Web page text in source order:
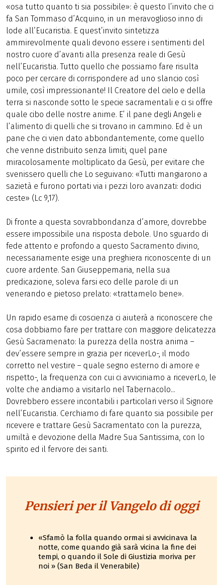
«osa tutto quanto ti sia possibile»: è questo l’invito che ci
fa San Tommaso d’Acquino, in un meravoglioso inno di
lode all’Eucaristia. E quest’invito sintetizza
ammirevolmente quali devono essere i sentimenti del
nostro cuore d’avanti alla presenza reale di Gesù
nell’Eucaristia. Tutto quello che possiamo fare risulta
poco per cercare di corrispondere ad uno slancio così
umile, così impressionante! Il Creatore del cielo e della
terra si nasconde sotto le specie sacramentali e ci si offre
quale cibo delle nostre anime. E’ il pane degli Angeli e
l’alimento di quelli che si trovano in cammino. Ed è un
pane che ci vien dato abbondantemente, come quello
che venne distribuito senza limiti, quel pane
miracolosamente moltiplicato da Gesù, per evitare che
svenissero quelli che Lo seguivano: «Tutti mangiarono a
sazietà e furono portati via i pezzi loro avanzati: dodici
ceste» (Lc 9,17).
Di fronte a questa sovrabbondanza d’amore, dovrebbe
essere impossibile una risposta debole. Uno sguardo di
fede attento e profondo a questo Sacramento divino,
necessariamente esige una preghiera riconoscente di un
cuore ardente. San Giuseppemaria, nella sua
predicazione, soleva farsi eco delle parole di un
venerando e pietoso prelato: «trattamelo bene».
Un rapido esame di coscienza ci aiuterà a riconoscere che
cosa dobbiamo fare per trattare con maggiore delicatezza
Gesù Sacramenato: la purezza della nostra anima –
dev’essere sempre in grazia per riceverLo-, il modo
corretto nel vestire – quale segno esterno di amore e
rispetto-, la frequenza con cui ci avviciniamo a riceverLo, le
volte che andiamo a visitarlo nel Tabernacolo...
Dovrebbero essere incontabili i particolari verso il Signore
nell’Eucaristia. Cerchiamo di fare quanto sia possibile per
ricevere e trattare Gesù Sacramentato con la purezza,
umiltà e devozione della Madre Sua Santissima, con lo
spirito ed il fervore dei santi.
Pensieri per il Vangelo di oggi
«Sfamò la folla quando ormai si avvicinava la
notte, come quando già sarà vicina la fine dei
tempi, o quando il Sole di Giustizia moriva per
noi » (San Beda il Venerabile)